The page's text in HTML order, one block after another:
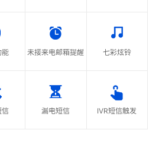
能 未接来电邮箱提醒 七彩炫铃
信 漏电短信 IVR短信触发